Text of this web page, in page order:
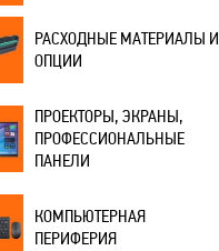
РАСХОДНЫЕ МАТЕРИАЛЫ И
ОПЦИИ
ПРОЕКТОРЫ, ЭКРАНЫ,
ПРОФЕССИОНАЛЬНЫЕ
ПАНЕЛИ
КОМПЬЮТЕРНАЯ
ПЕРИФЕРИЯ